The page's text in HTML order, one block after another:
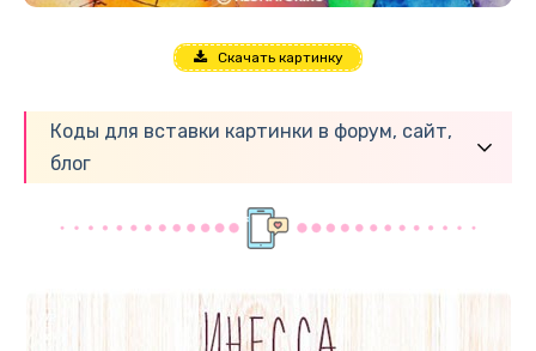
Скачать картинку
Коды для вставки картинки в форум, сайт,
блог